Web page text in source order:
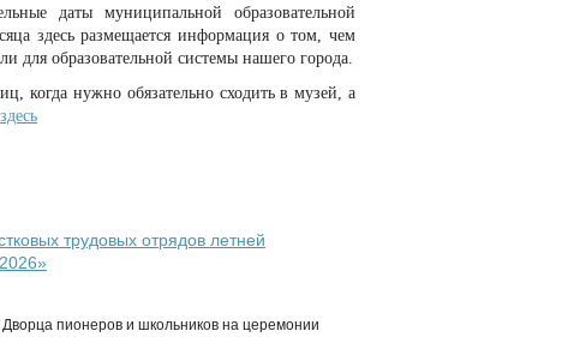
даты муниципальной образовательной
здесь размещается информация о том, чем
для образовательной системы нашего города.
когда нужно обязательно сходить в музей, а
здесь
трудовых отрядов летней
пионеров и школьников на церемонии